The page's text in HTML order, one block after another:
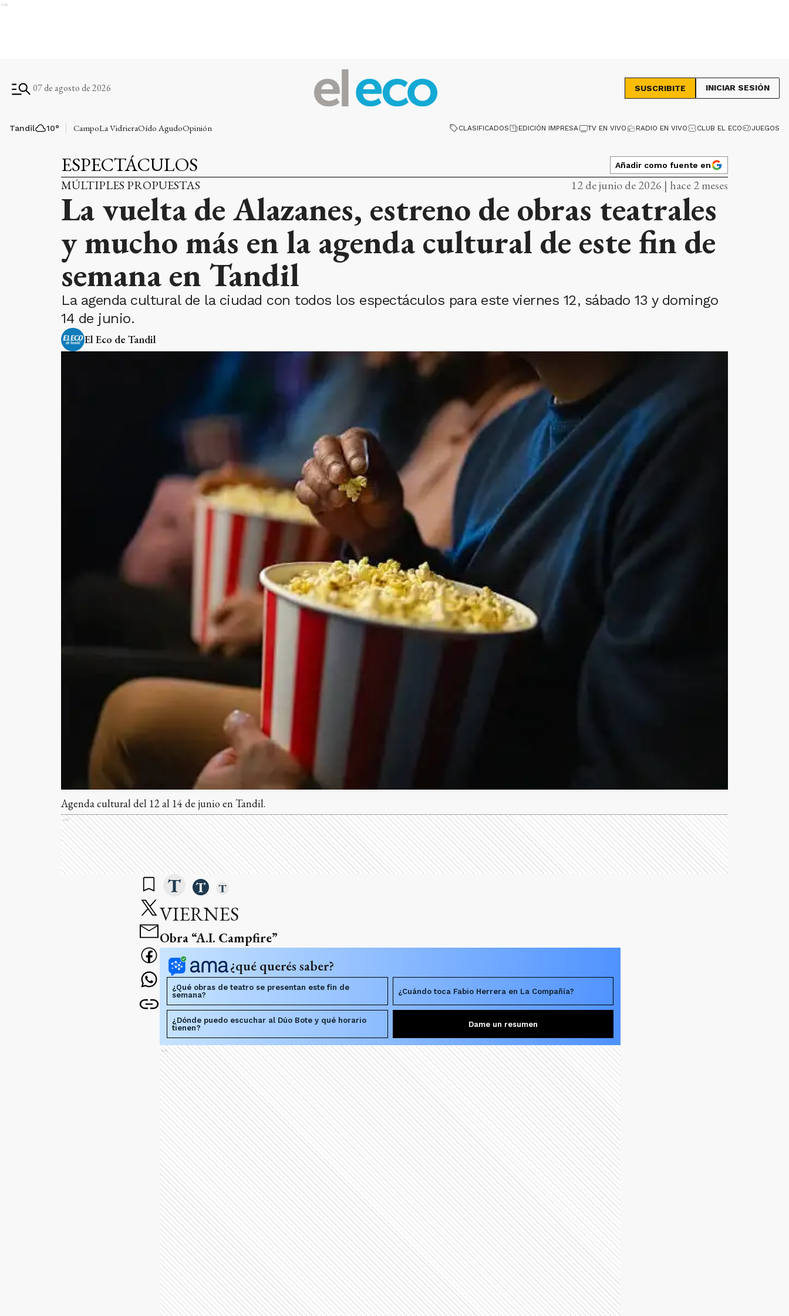
Ads
07 de agosto de 2026 SUSCRIBITE INICIAR SESIÓN
Tandil 10° CampoLa VidrieraOído AgudoOpinión CLASIFICADOS EDICIÓN IMPRESA TV EN VIVO RADIO EN VIVO CLUB EL ECO JUEGOS
ESPECTÁCULOS Añadir como fuente en
MÚLTIPLES PROPUESTAS 12 de junio de 2026 | hace 2 meses
La vuelta de Alazanes, estreno de obras teatrales
y mucho más en la agenda cultural de este fin de
semana en Tandil
La agenda cultural de la ciudad con todos los espectáculos para este viernes 12, sábado 13 y domingo
14 de junio.
El Eco de Tandil
Agenda cultural del 12 al 14 de junio en Tandil.
Ads
VIERNES
Obra “A.I. Campfire”
¿qué querés saber?
¿Qué obras de teatro se presentan este fin de
semana?
¿Cuándo toca Fabio Herrera en La Compañía?
¿Dónde puedo escuchar al Dúo Bote y qué horario
tienen?
Dame un resumen
Ads